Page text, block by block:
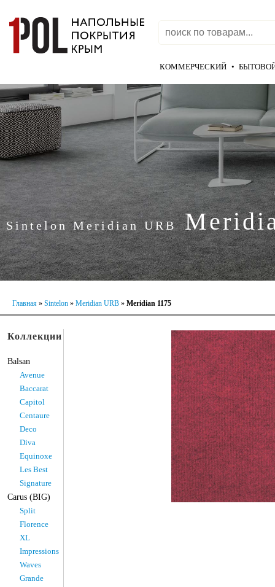
КОММЕРЧЕСКИЙ •
Sintelon Meridian URB
Главная » Sintelon » Meridian URB » Meridian 1175
Коллекции
Balsan
Avenue
Baccarat
Capitol
Centaure
Deco
Diva
Equinoxe
Les Best
Signature
Carus (BIG)
Split
Florence
XL
Impressions
Waves
Grande